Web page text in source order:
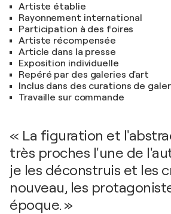
Artiste établie
Rayonnement international
Participation à des foires
Artiste récompensée
Article dans la presse
Exposition individuelle
Repéré par des galeries d'art
Inclus dans des curations de
Travaille sur commande
« La figuration et
très proches l'une de
je les déconstruis et les
nouveau, les
époque. »